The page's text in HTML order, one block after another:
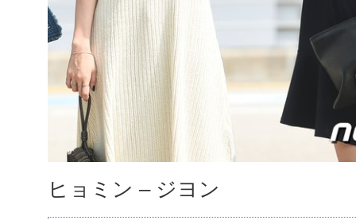
ヒョミン – ジヨン